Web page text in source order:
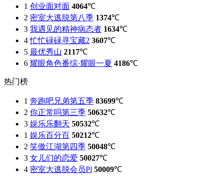
1 创业面对面 4064℃
2 密室大逃脱第八季 1374℃
3 我遇见的精神病态者 1634℃
4 忙忙碌碌寻宝藏2 3607℃
5 最优秀山 2117℃
6 耀眼角色番综·耀眼一夏 4186℃
热门榜
1 奔跑吧兄弟第五季 83699℃
2 你正常吗第三季 50632℃
3 娱乐乐翻天 50532℃
1 娱乐百分百 50212℃
2 笑傲江湖第四季 50048℃
3 女儿们的恋爱 50027℃
4 密室大逃脱会员Pl 50009℃